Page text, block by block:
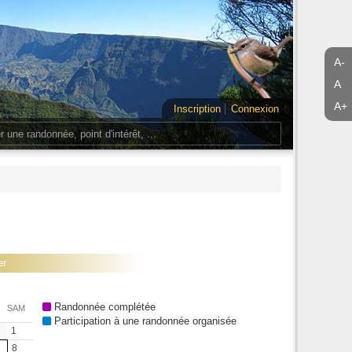
A-
A
A+
Inscription
Connexion
SAM
1
8
Randonnée complétée
Participation à une randonnée organisée